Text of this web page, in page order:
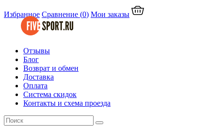
Избранное Сравнение (0) Мои заказы
Отзывы
Блог
Возврат и обмен
Доставка
Оплата
Система скидок
Контакты и схема проезда